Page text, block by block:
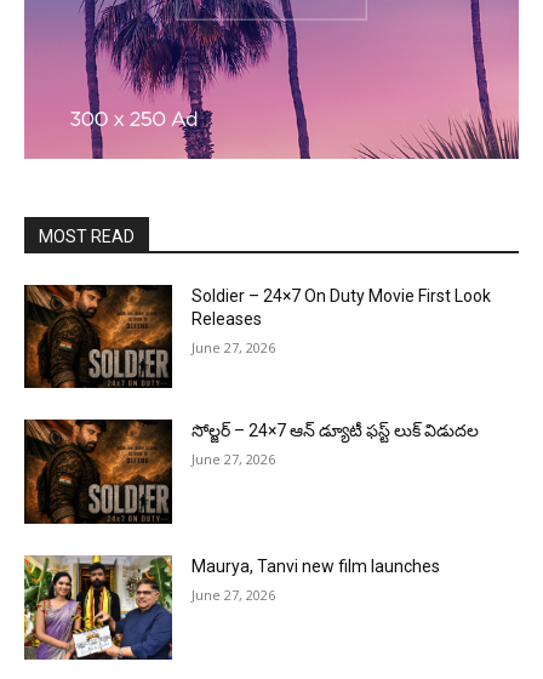
MOST READ
Soldier – 24×7 On Duty Movie First Look
Releases
June 27, 2026
సోల్జర్ – 24×7 ఆన్ డ్యూటీ ఫస్ట్ లుక్ విడుదల
June 27, 2026
Maurya, Tanvi new film launches
June 27, 2026